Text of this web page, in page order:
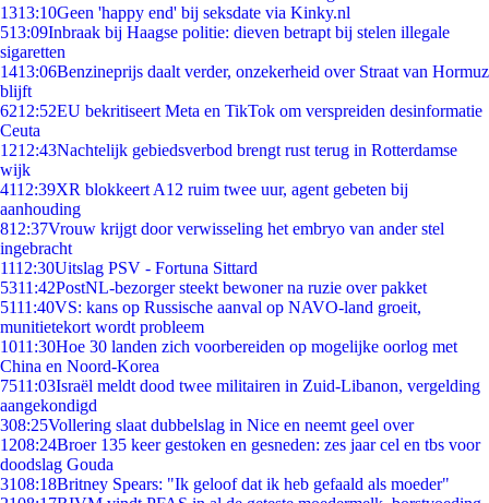
1313:10Geen 'happy end' bij seksdate via Kinky.nl
513:09Inbraak bij Haagse politie: dieven betrapt bij stelen illegale
sigaretten
1413:06Benzineprijs daalt verder, onzekerheid over Straat van Hormuz
blijft
6212:52EU bekritiseert Meta en TikTok om verspreiden desinformatie
Ceuta
1212:43Nachtelijk gebiedsverbod brengt rust terug in Rotterdamse
wijk
4112:39XR blokkeert A12 ruim twee uur, agent gebeten bij
aanhouding
812:37Vrouw krijgt door verwisseling het embryo van ander stel
ingebracht
1112:30Uitslag PSV - Fortuna Sittard
5311:42PostNL-bezorger steekt bewoner na ruzie over pakket
5111:40VS: kans op Russische aanval op NAVO-land groeit,
munitietekort wordt probleem
1011:30Hoe 30 landen zich voorbereiden op mogelijke oorlog met
China en Noord-Korea
7511:03Israël meldt dood twee militairen in Zuid-Libanon, vergelding
aangekondigd
308:25Vollering slaat dubbelslag in Nice en neemt geel over
1208:24Broer 135 keer gestoken en gesneden: zes jaar cel en tbs voor
doodslag Gouda
3108:18Britney Spears: "Ik geloof dat ik heb gefaald als moeder"